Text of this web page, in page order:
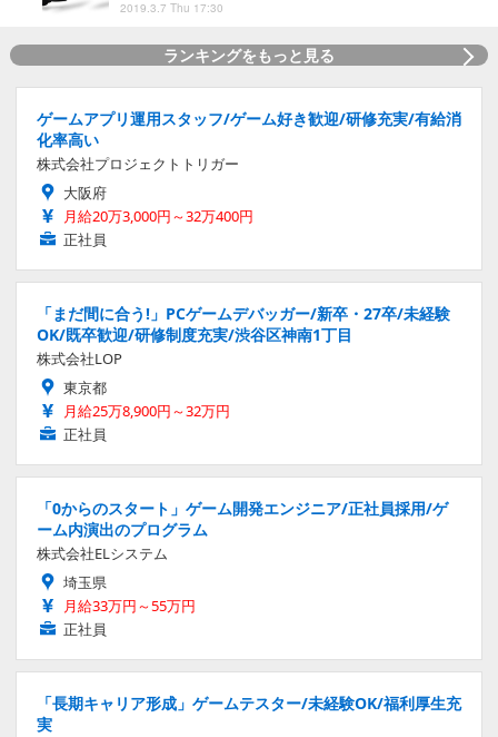
2019.3.7 Thu 17:30
ランキングをもっと見る
ゲームアプリ運用スタッフ/ゲーム好き歓迎/研修充実/有給消
化率高い
株式会社プロジェクトトリガー
大阪府
月給20万3,000円～32万400円
正社員
「まだ間に合う!」PCゲームデバッガー/新卒・27卒/未経験
OK/既卒歓迎/研修制度充実/渋谷区神南1丁目
株式会社LOP
東京都
月給25万8,900円～32万円
正社員
「0からのスタート」ゲーム開発エンジニア/正社員採用/ゲ
ーム内演出のプログラム
株式会社ELシステム
埼玉県
月給33万円～55万円
正社員
「長期キャリア形成」ゲームテスター/未経験OK/福利厚生充
実